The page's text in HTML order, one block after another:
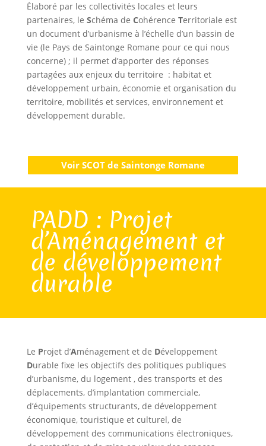
Élaboré par les collectivités locales et leurs
partenaires, le Schéma de Cohérence Territoriale est
un document d’urbanisme à l’échelle d’un bassin de
vie (le Pays de Saintonge Romane pour ce qui nous
concerne) ; il permet d’apporter des réponses
partagées aux enjeux du territoire : habitat et
développement urbain, économie et organisation du
territoire, mobilités et services, environnement et
développement durable.
Voir SCOT de Saintonge Romane
PADD : Projet
d’Aménagement et
de développement
durable
Le Projet d’Aménagement et de Développement
Durable fixe les objectifs des politiques publiques
d’urbanisme, du logement , des transports et des
déplacements, d’implantation commerciale,
d’équipements structurants, de développement
économique, touristique et culturel, de
développement des communications électroniques,